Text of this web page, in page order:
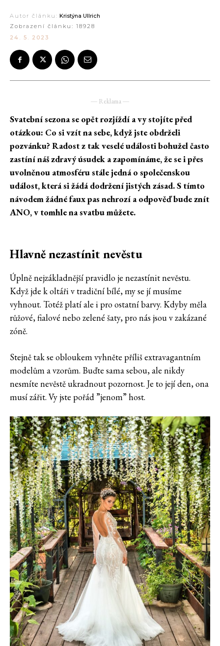
Autor článku: Kristýna Ullrich
Zobrazení článku: 18928
24. 5. 2023
― Reklama ―
Svatební sezona se opět rozjíždí a vy stojíte před
otázkou: Co si vzít na sebe, když jste obdrželi
pozvánku? Radost z tak veselé události bohužel často
zastíní náš zdravý úsudek a zapomínáme, že se i přes
uvolněnou atmosféru stále jedná o společenskou
událost, která si žádá dodržení jistých zásad. S tímto
návodem žádné faux pas nehrozí a odpověď bude znít
ANO, v tomhle na svatbu můžete.
Hlavně nezastínit nevěstu
Úplně nejzákladnější pravidlo je nezastínit nevěstu.
Když jde k oltáři v tradiční bílé, my se jí musíme
vyhnout. Totéž platí ale i pro ostatní barvy. Kdyby měla
růžové, fialové nebo zelené šaty, pro nás jsou v zakázané
zóně.
Stejně tak se obloukem vyhněte příliš extravagantním
modelům a vzorům. Buďte sama sebou, ale nikdy
nesmíte nevěstě ukradnout pozornost. Je to její den, ona
musí zářit. Vy jste pořád ”jenom” host.